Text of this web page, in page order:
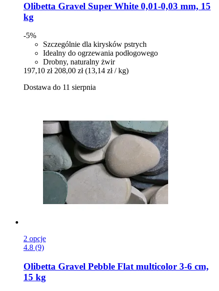
Olibetta Gravel Super White 0,01-​0,03 mm, 15
kg
-5%
Szczególnie dla kirysków pstrych
Idealny do ogrzewania podłogowego
Drobny, naturalny żwir
197,10 zł 208,00 zł (13,14 zł / kg)
Dostawa do 11 sierpnia
2 opcje
4.8 (9)
Olibetta Gravel Pebble Flat multicolor 3-​6 cm,
15 kg